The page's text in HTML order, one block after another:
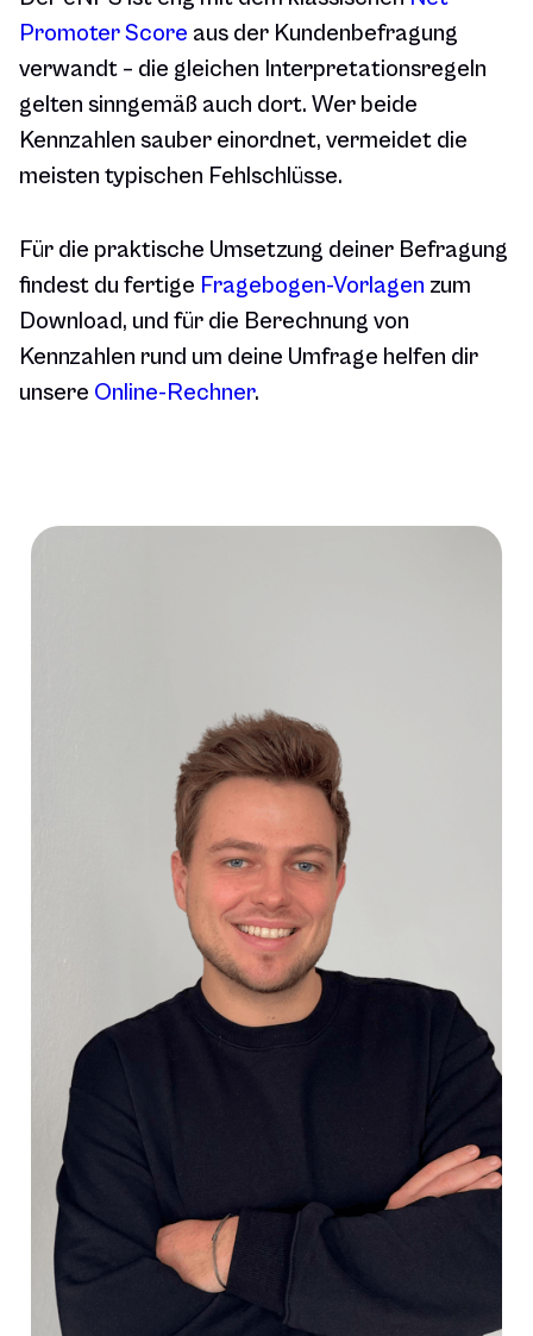
Promoter Score aus der Kundenbefragung
verwandt – die gleichen Interpretationsregeln
gelten sinngemäß auch dort. Wer beide
Kennzahlen sauber einordnet, vermeidet die
meisten typischen Fehlschlüsse.
Für die praktische Umsetzung deiner Befragung
findest du fertige Fragebogen-Vorlagen zum
Download, und für die Berechnung von
Kennzahlen rund um deine Umfrage helfen dir
unsere Online-Rechner.